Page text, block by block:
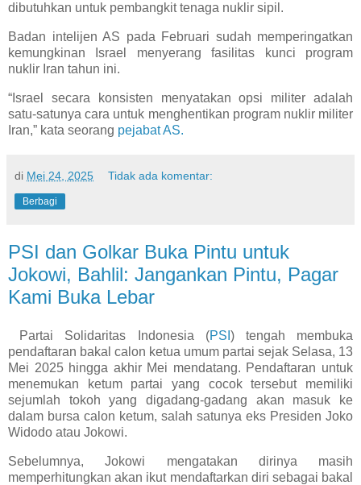
dibutuhkan untuk pembangkit tenaga nuklir sipil.
Badan intelijen AS pada Februari sudah memperingatkan
kemungkinan Israel menyerang fasilitas kunci program
nuklir Iran tahun ini.
“Israel secara konsisten menyatakan opsi militer adalah
satu-satunya cara untuk menghentikan program nuklir militer
Iran,” kata seorang pejabat AS.
di Mei 24, 2025 Tidak ada komentar:
Berbagi
PSI dan Golkar Buka Pintu untuk
Jokowi, Bahlil: Jangankan Pintu, Pagar
Kami Buka Lebar
Partai Solidaritas Indonesia (PSI ) tengah membuka
pendaftaran bakal calon ketua umum partai sejak Selasa, 13
Mei 2025 hingga akhir Mei mendatang. Pendaftaran untuk
menemukan ketum partai yang cocok tersebut memiliki
sejumlah tokoh yang digadang-gadang akan masuk ke
dalam bursa calon ketum, salah satunya eks Presiden Joko
Widodo atau Jokowi.
Sebelumnya, Jokowi mengatakan dirinya masih
memperhitungkan akan ikut mendaftarkan diri sebagai bakal